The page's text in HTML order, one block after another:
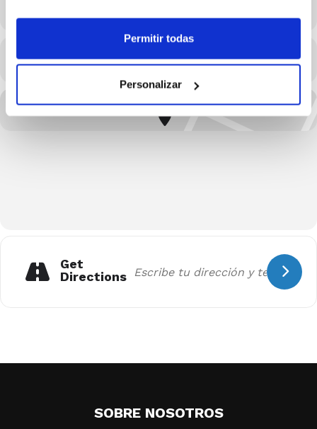
Permitir todas
Personalizar
CALENDARIO CALENDARIO GOOGLE
Get
Directions
SOBRE NOSOTROS